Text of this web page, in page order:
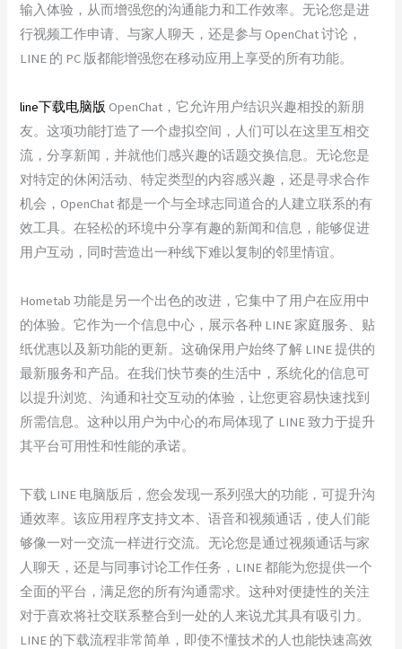
输入体验，从而增强您的沟通能力和工作效率。无论您是进
行视频工作申请、与家人聊天，还是参与 OpenChat 讨论，
LINE 的 PC 版都能增强您在移动应用上享受的所有功能。
line下载电脑版 OpenChat，它允许用户结识兴趣相投的新朋
友。这项功能打造了一个虚拟空间，人们可以在这里互相交
流，分享新闻，并就他们感兴趣的话题交换信息。无论您是
对特定的休闲活动、特定类型的内容感兴趣，还是寻求合作
机会，OpenChat 都是一个与全球志同道合的人建立联系的有
效工具。在轻松的环境中分享有趣的新闻和信息，能够促进
用户互动，同时营造出一种线下难以复制的邻里情谊。
Hometab 功能是另一个出色的改进，它集中了用户在应用中
的体验。它作为一个信息中心，展示各种 LINE 家庭服务、贴
纸优惠以及新功能的更新。这确保用户始终了解 LINE 提供的
最新服务和产品。在我们快节奏的生活中，系统化的信息可
以提升浏览、沟通和社交互动的体验，让您更容易快速找到
所需信息。这种以用户为中心的布局体现了 LINE 致力于提升
其平台可用性和性能的承诺。
下载 LINE 电脑版后，您会发现一系列强大的功能，可提升沟
通效率。该应用程序支持文本、语音和视频通话，使人们能
够像一对一交流一样进行交流。无论您是通过视频通话与家
人聊天，还是与同事讨论工作任务，LINE 都能为您提供一个
全面的平台，满足您的所有沟通需求。这种对便捷性的关注
对于喜欢将社交联系整合到一处的人来说尤其具有吸引力。
LINE 的下载流程非常简单，即使不懂技术的人也能快速高效